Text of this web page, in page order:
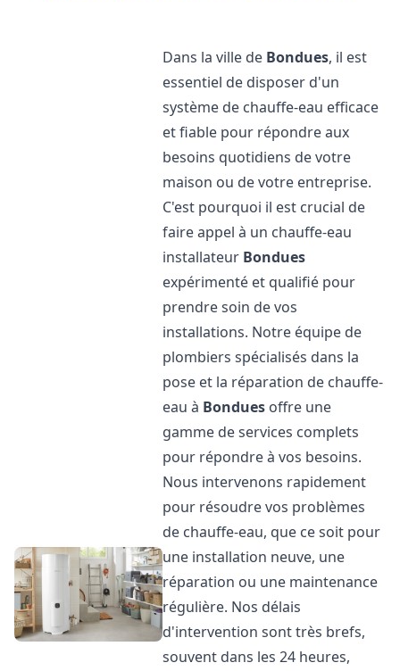
Dans la ville de Bondues, il est
essentiel de disposer d'un
système de chauffe-eau efficace
et fiable pour répondre aux
besoins quotidiens de votre
maison ou de votre entreprise.
C'est pourquoi il est crucial de
faire appel à un chauffe-eau
installateur Bondues
expérimenté et qualifié pour
prendre soin de vos
installations. Notre équipe de
plombiers spécialisés dans la
pose et la réparation de chauffe-
eau à Bondues offre une
gamme de services complets
pour répondre à vos besoins.
Nous intervenons rapidement
pour résoudre vos problèmes
de chauffe-eau, que ce soit pour
une installation neuve, une
réparation ou une maintenance
régulière. Nos délais
d'intervention sont très brefs,
souvent dans les 24 heures,